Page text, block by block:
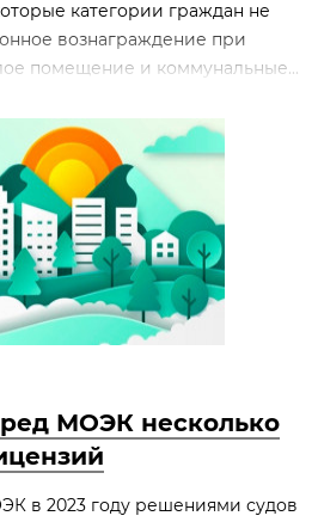
категории граждан не
вознаграждение при
помещение и коммунальные...
МОЭК несколько
в 2023 году решениями судов